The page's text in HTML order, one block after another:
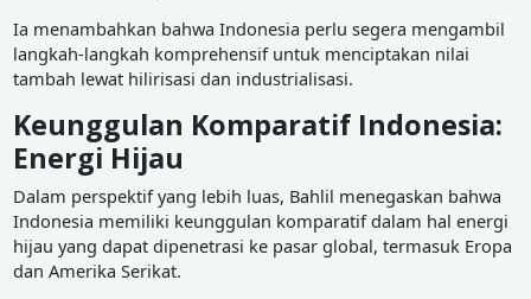
Ia menambahkan bahwa Indonesia perlu segera mengambil
langkah-langkah komprehensif untuk menciptakan nilai
tambah lewat hilirisasi dan industrialisasi.
Keunggulan Komparatif Indonesia:
Energi Hijau
Dalam perspektif yang lebih luas, Bahlil menegaskan bahwa
Indonesia memiliki keunggulan komparatif dalam hal energi
hijau yang dapat dipenetrasi ke pasar global, termasuk Eropa
dan Amerika Serikat.